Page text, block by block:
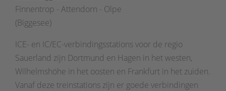
Finnentrop - Attendorn - Olpe
(Biggesee)
ICE- en IC/EC-verbindingsstations voor de regio
Sauerland zijn Dortmund en Hagen in het westen,
Wilhelmshöhe in het oosten en Frankfurt in het zuiden.
Vanaf deze treinstations zijn er goede verbindingen